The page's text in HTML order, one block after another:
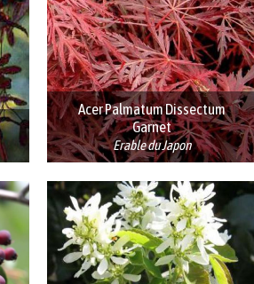
Acer Palmatum Dissectum
Garnet
Erable du Japon